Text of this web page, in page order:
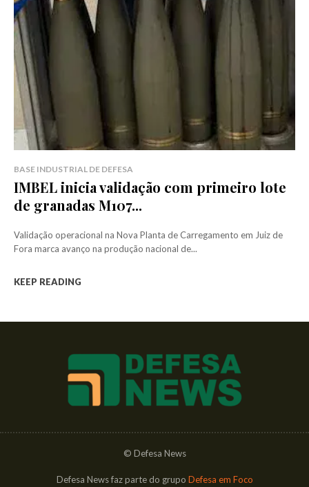
BASE INDUSTRIAL DE DEFESA
IMBEL inicia validação com primeiro lote
de granadas M107...
Validação operacional na Nova Planta de Carregamento em Juiz de
Fora marca avanço na produção nacional de...
KEEP READING
© Defesa News
Defesa News faz parte do grupo Defesa em Foco